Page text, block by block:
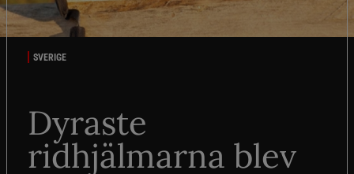
SVERIGE
Dyraste
ridhjälmarna blev